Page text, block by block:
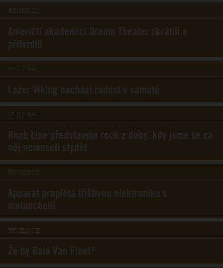
RECENZE
Američtí akademici Dream Theater zkrátili a
přitvrdili
RECENZE
Lazer Viking nachází radost v samotě
RECENZE
Rock Line představuje rock z doby, kdy jsme se za
něj nemuseli stydět
RECENZE
Apparat proplétá tříštivou elektroniku s
melancholií
RECENZE
Že by Gaia Van Fleet?